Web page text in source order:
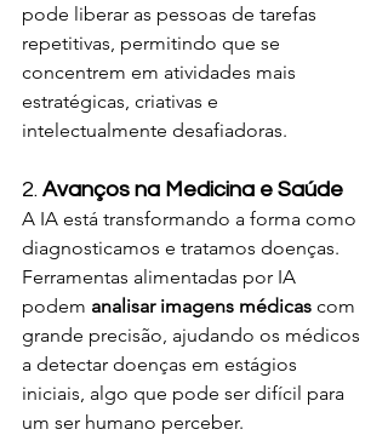
pode liberar as pessoas de tarefas
repetitivas, permitindo que se
concentrem em atividades mais
estratégicas, criativas e
intelectualmente desafiadoras.
2. Avanços na Medicina e Saúde
A IA está transformando a forma como
diagnosticamos e tratamos doenças.
Ferramentas alimentadas por IA
podem analisar imagens médicas com
grande precisão, ajudando os médicos
a detectar doenças em estágios
iniciais, algo que pode ser difícil para
um ser humano perceber.